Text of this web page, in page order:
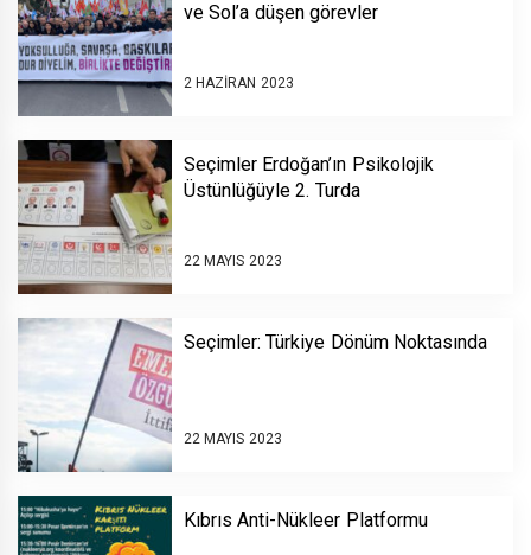
ve Sol’a düşen görevler
2 HAZIRAN 2023
Seçimler Erdoğan’ın Psikolojik
Üstünlüğüyle 2. Turda
22 MAYIS 2023
Seçimler: Türkiye Dönüm Noktasında
22 MAYIS 2023
Kıbrıs Anti-Nükleer Platformu